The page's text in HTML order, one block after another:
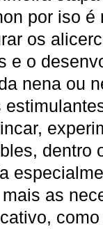
por iso
os
e o
nena ou
dentro
as